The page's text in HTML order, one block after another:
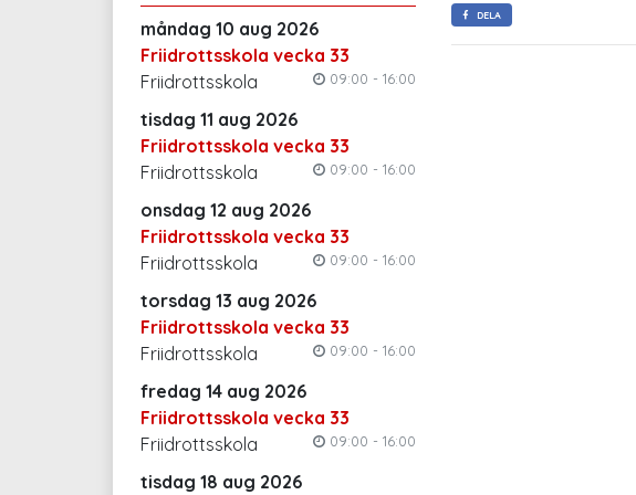
måndag 10 aug 2026
Friidrottsskola vecka 33
09:00 - 16:00
Friidrottsskola
tisdag 11 aug 2026
Friidrottsskola vecka 33
09:00 - 16:00
Friidrottsskola
onsdag 12 aug 2026
Friidrottsskola vecka 33
09:00 - 16:00
Friidrottsskola
torsdag 13 aug 2026
Friidrottsskola vecka 33
09:00 - 16:00
Friidrottsskola
fredag 14 aug 2026
Friidrottsskola vecka 33
09:00 - 16:00
Friidrottsskola
tisdag 18 aug 2026
DELA